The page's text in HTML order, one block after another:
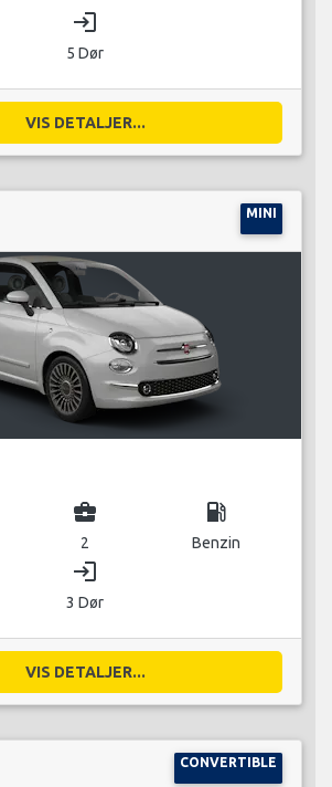
login
5 Dør
VIS DETALJER...
MINI
business_center
2
local_gas_station
Benzin
login
3 Dør
VIS DETALJER...
CONVERTIBLE